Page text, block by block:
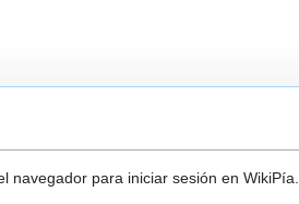
navegador para iniciar sesión en WikiPía.